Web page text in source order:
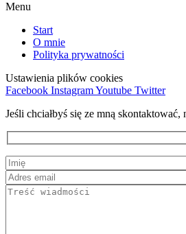
Menu
Start
O mnie
Polityka prywatności
Ustawienia plików cookies
Facebook InstagramYoutube Twitter
Jeśli chciałbyś się ze mną